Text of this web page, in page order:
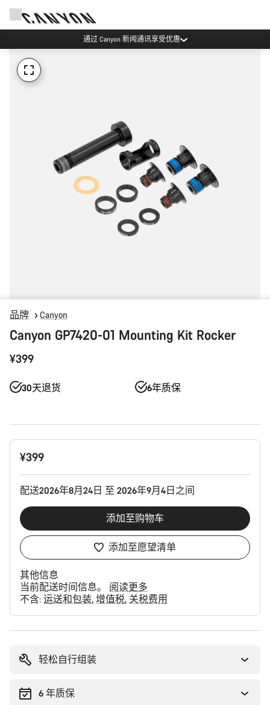
通过 Canyon 新闻通讯享受优惠
品牌 Canyon
Canyon GP7420-01 Mounting Kit Rocker
¥399
30天退货 6年质保
产
¥399
配送2026年8月24日 至 2026年9月4日之间
添加至购物车
添加至愿望清单
其他信息
当前配送时间信息。 阅读更多
不含: 运送和包装 增值税 关税费用
轻松自行组装
6 年质保